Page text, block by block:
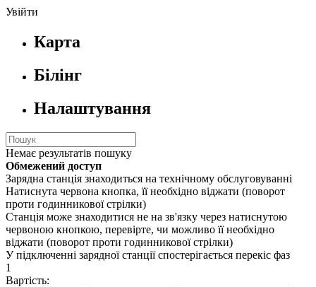
Увійти
Карта
Білінг
Налаштування
Немає результатів пошуку
Обмежений доступ
Зарядна станція знаходиться на технічному обслуговуванні
Натиснута червона кнопка, її необхідно віджати (поворот
проти годинникової стрілки)
Станція може знаходитися не на зв'язку через натиснутою
червоною кнопкою, перевірте, чи можливо її необхідно
віджати (поворот проти годинникової стрілки)
У підключенні зарядної станції спостерігається перекіс фаз
1
Вартість: